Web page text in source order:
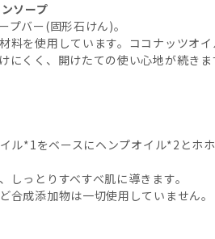
ソープ
プバー(固形石けん)。
料を使用しています。ココナッツオ
にくく、開けたての使い心地が続き
ル*1をベースにヘンプオイル*2とホ
っとりすべすべ肌に導きます。
成添加物は一切使用していません。